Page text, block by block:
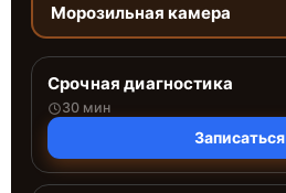
Морозильная камера
Срочная диагностика
30 мин
Записаться